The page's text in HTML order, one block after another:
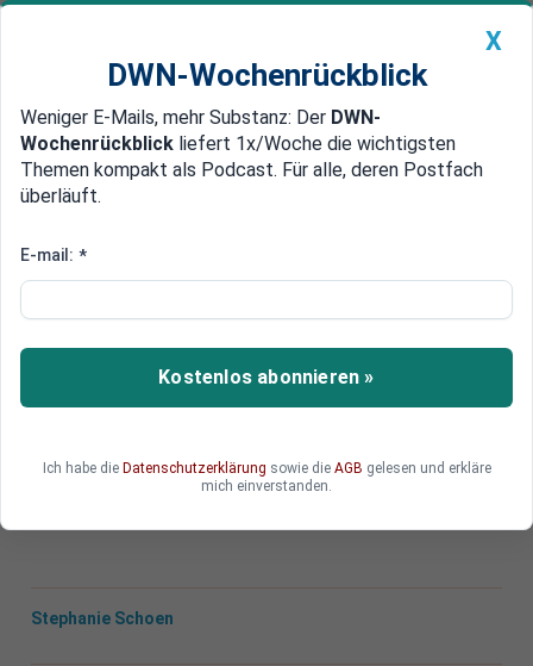
Newsticker MEIN DWN: Geldanlage Premium
Edelmetalle DWN-Magazin China
Bauzinsen aktuell weiterhin
Immobilienkäufer jetzt achten
Was für Bauherren und Immobilienkäufer jetzt
Stephanie Schoen
X
DWN-Wochenrückblick
Weniger E-Mails, mehr Substanz: Der DWN-
Wochenrückblick liefert 1x/Woche die wichtigsten
Themen kompakt als Podcast. Für alle, deren Postfach
überläuft.
E-mail: *
Kostenlos abonnieren »
Ich habe die Datenschutzerklärung sowie die AGB gelesen und erkläre
mich einverstanden.